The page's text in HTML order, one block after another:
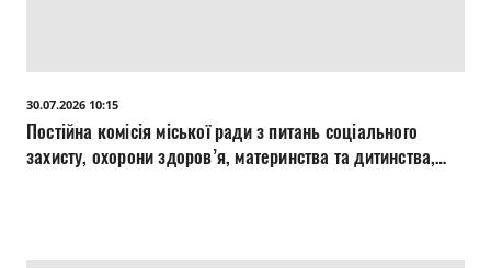
30.07.2026 10:15
Постійна комісія міської ради з питань соціального
захисту, охорони здоров’я, материнства та дитинства,